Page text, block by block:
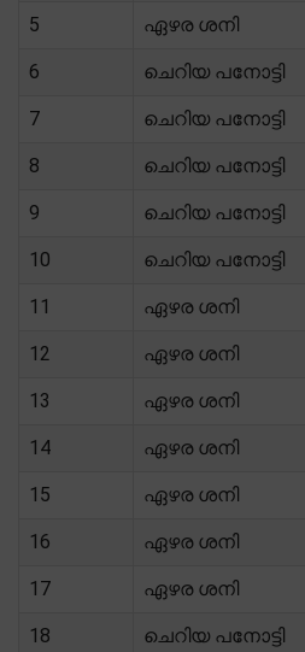
5 ഏഴര ശനി
6 ചെറിയ പനോട്ടി
7 ചെറിയ പനോട്ടി
8 ചെറിയ പനോട്ടി
9 ചെറിയ പനോട്ടി
10 ചെറിയ പനോട്ടി
11 ഏഴര ശനി
12 ഏഴര ശനി
13 ഏഴര ശനി
14 ഏഴര ശനി
15 ഏഴര ശനി
16 ഏഴര ശനി
17 ഏഴര ശനി
18 ചെറിയ പനോട്ടി